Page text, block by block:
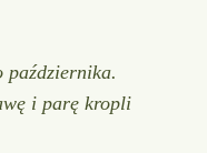
października.
i parę kropli